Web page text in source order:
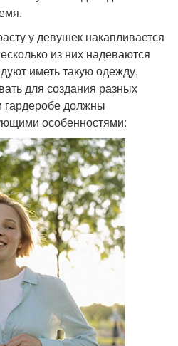
у девушек накапливается
из них надеваются
иметь такую одежду,
для создания разных
должны
особенностями: